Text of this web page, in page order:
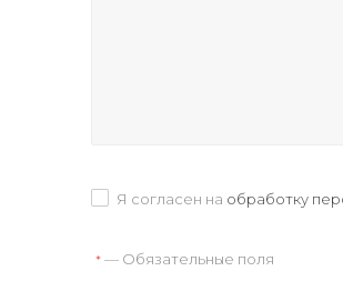
Я согласен на обработку
*— Обязательные поля